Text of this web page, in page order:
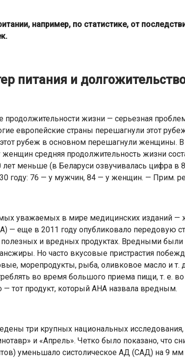
например, по статистике, от
питания и
продолжительности жизни — серьезная
европейские страны перешагнули этот
рубеж в основном перешагнули женщины. В
женщин средняя продолжительность жизни
лет меньше (в Беларуси озвучивалась цифра в
году: 76 — у мужчин, 84 — у женщин. — Прим.
уважаемых в мире медицинских изданий —
— еще в 2011 году опубликовало передовую
полезных и вредных продуктах. Вредными
Но часто вкусовые пристрастия
морепродукты, рыба, оливковое масло и т.
во время большого приема пищи, т. е.
— тот продукт, который АНА назвала вредным.
три крупных национальных исследования,
и «Апрель». Четко было показано, что
уменьшало систолическое АД (САД) на 9